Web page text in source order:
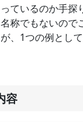
ているのか手探
称でもないので
、1つの例とし
容